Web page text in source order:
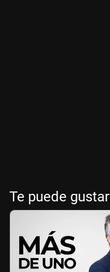
Te puede gustar